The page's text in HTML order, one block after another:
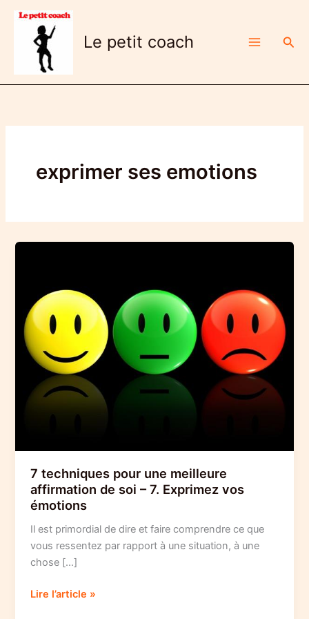
Aller
contenu
Le petit coach
exprimer ses emotions
7 techniques pour une meilleure
affirmation de soi – 7. Exprimez vos
émotions
Il est primordial de dire et faire comprendre ce que
vous ressentez par rapport à une situation, à une
chose […]
7
Lire l’article »